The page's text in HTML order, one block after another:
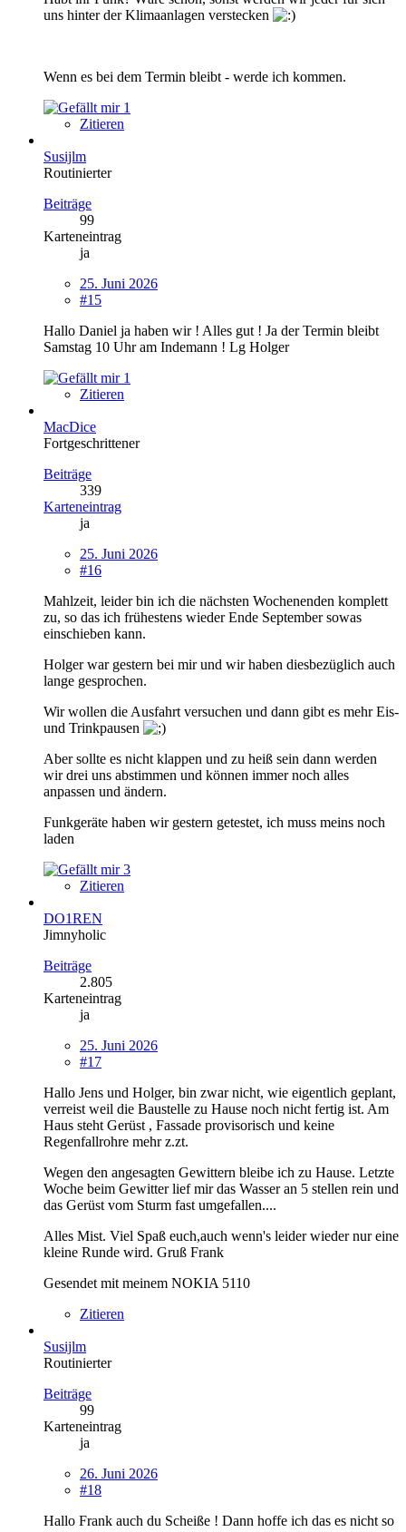
uns hinter der Klimaanlagen verstecken
Wenn es bei dem Termin bleibt - werde ich kommen.
1
Zitieren
Susijlm
Routinierter
Beiträge
99
Karteneintrag
ja
25. Juni 2026
#15
Hallo Daniel ja haben wir ! Alles gut ! Ja der Termin bleibt
Samstag 10 Uhr am Indemann ! Lg Holger
1
Zitieren
MacDice
Fortgeschrittener
Beiträge
339
Karteneintrag
ja
25. Juni 2026
#16
Mahlzeit, leider bin ich die nächsten Wochenenden komplett
zu, so das ich frühestens wieder Ende September sowas
einschieben kann.
Holger war gestern bei mir und wir haben diesbezüglich auch
lange gesprochen.
Wir wollen die Ausfahrt versuchen und dann gibt es mehr Eis-
und Trinkpausen
Aber sollte es nicht klappen und zu heiß sein dann werden
wir drei uns abstimmen und können immer noch alles
anpassen und ändern.
Funkgeräte haben wir gestern getestet, ich muss meins noch
laden
3
Zitieren
DO1REN
Jimnyholic
Beiträge
2.805
Karteneintrag
ja
25. Juni 2026
#17
Hallo Jens und Holger, bin zwar nicht, wie eigentlich geplant,
verreist weil die Baustelle zu Hause noch nicht fertig ist. Am
Haus steht Gerüst , Fassade provisorisch und keine
Regenfallrohre mehr z.zt.
Wegen den angesagten Gewittern bleibe ich zu Hause. Letzte
Woche beim Gewitter lief mir das Wasser an 5 stellen rein und
das Gerüst vom Sturm fast umgefallen....
Alles Mist. Viel Spaß euch,auch wenn's leider wieder nur eine
kleine Runde wird. Gruß Frank
Gesendet mit meinem NOKIA 5110
Zitieren
Susijlm
Routinierter
Beiträge
99
Karteneintrag
ja
26. Juni 2026
#18
Hallo Frank auch du Scheiße ! Dann hoffe ich das es nicht so